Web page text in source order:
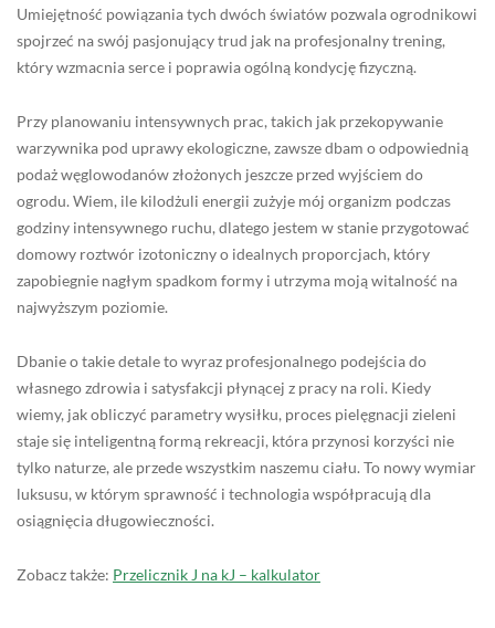
Umiejętność powiązania tych dwóch światów pozwala ogrodnikowi
spojrzeć na swój pasjonujący trud jak na profesjonalny trening,
który wzmacnia serce i poprawia ogólną kondycję fizyczną.
Przy planowaniu intensywnych prac, takich jak przekopywanie
warzywnika pod uprawy ekologiczne, zawsze dbam o odpowiednią
podaż węglowodanów złożonych jeszcze przed wyjściem do
ogrodu. Wiem, ile kilodżuli energii zużyje mój organizm podczas
godziny intensywnego ruchu, dlatego jestem w stanie przygotować
domowy roztwór izotoniczny o idealnych proporcjach, który
zapobiegnie nagłym spadkom formy i utrzyma moją witalność na
najwyższym poziomie.
Dbanie o takie detale to wyraz profesjonalnego podejścia do
własnego zdrowia i satysfakcji płynącej z pracy na roli. Kiedy
wiemy, jak obliczyć parametry wysiłku, proces pielęgnacji zieleni
staje się inteligentną formą rekreacji, która przynosi korzyści nie
tylko naturze, ale przede wszystkim naszemu ciału. To nowy wymiar
luksusu, w którym sprawność i technologia współpracują dla
osiągnięcia długowieczności.
Zobacz także: Przelicznik J na kJ – kalkulator